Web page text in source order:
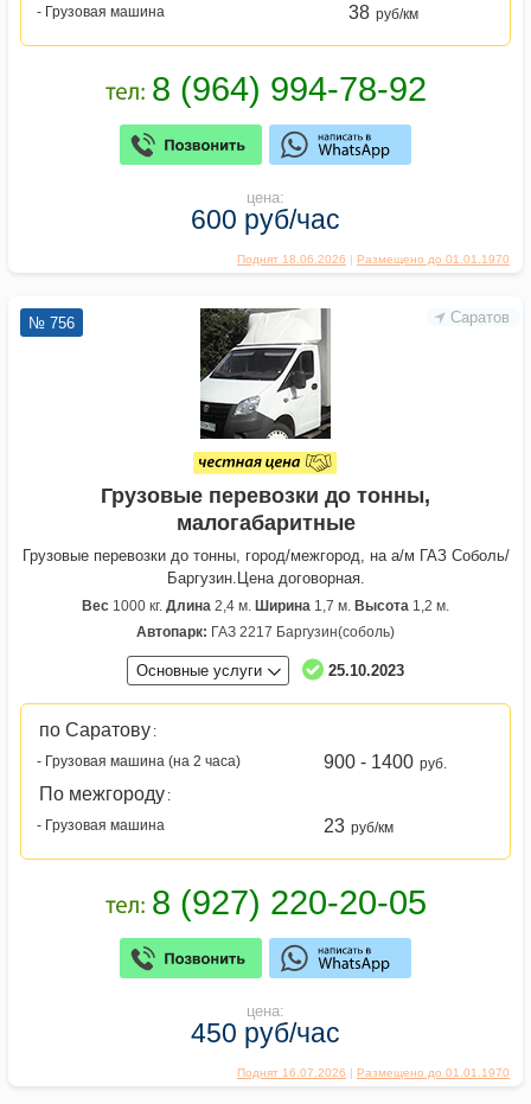
Поднят 18.06.2026 | Размещено до 01.01.1970
- Грузовая машина
38 руб/км
цена:
600 руб/час
Саратов
Поднят 16.07.2026 | Размещено до 01.01.1970
№ 756
Грузовые перевозки до тонны,
малогабаритные
Грузовые перевозки до тонны, город/межгород, на а/м ГАЗ Соболь/
Баргузин.Цена договорная.
Вес 1000 кг. Длина 2,4 м. Ширина 1,7 м. Высота 1,2 м.
Автопарк: ГАЗ 2217 Баргузин(соболь)
Основные услуги 25.10.2023
по Саратову :
- Грузовая машина (на 2 часа)
900 - 1400 руб.
По межгороду :
- Грузовая машина
23 руб/км
цена:
450 руб/час